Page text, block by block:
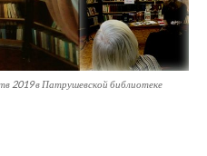
2019 в Патрушевской библиотеке